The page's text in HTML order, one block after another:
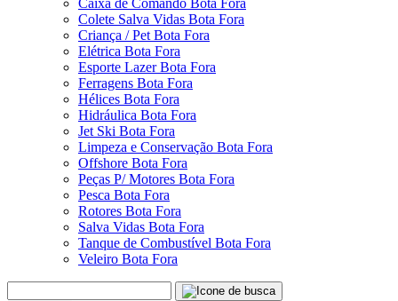
Colete Salva Vidas Bota Fora
Criança / Pet Bota Fora
Elétrica Bota Fora
Esporte Lazer Bota Fora
Ferragens Bota Fora
Hélices Bota Fora
Hidráulica Bota Fora
Jet Ski Bota Fora
Limpeza e Conservação Bota Fora
Offshore Bota Fora
Peças P/ Motores Bota Fora
Pesca Bota Fora
Rotores Bota Fora
Salva Vidas Bota Fora
Tanque de Combustível Bota Fora
Veleiro Bota Fora